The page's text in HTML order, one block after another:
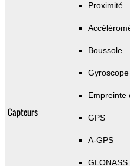
Capteurs
Proximité
Boussole
Gyroscope
Empreinte
GPS
A-GPS
GLONASS